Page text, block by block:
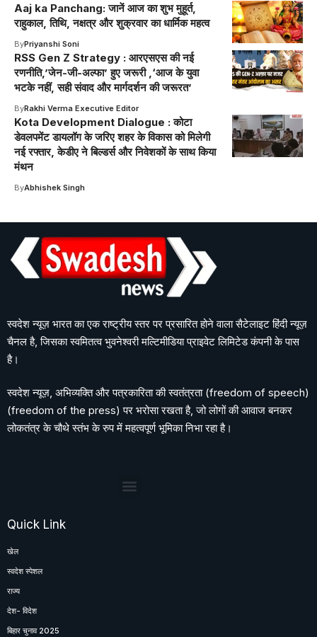
Aaj ka Panchang: जानें आज का शुभ मुहूर्त,
राहुकाल, तिथि, नक्षत्र और शुक्रवार का धार्मिक महत्व
ByPriyanshi Soni
RSS Gen Z Strategy : आरएसएस की नई
रणनीति,’जेन-जी-अल्फा’ हुए जरूरी ,‘आज के युवा
भटके नहीं, सही संवाद और मार्गदर्शन की जरूरत’
ByRakhi Verma Executive Editor
Kota Development Dialogue : कोटा
डेवलपमेंट डायलॉग के जरिए शहर के विकास को मिलेगी
नई रफ्तार, केडीए ने बिल्डर्स और निवेशकों के साथ किया
मंथन
ByAbhishek Singh
स्वदेश न्यूज़ भारत का एक राष्ट्रीय स्तर पर प्रसारित होने वाला सैटेलाइट हिंदी न्यूज़
चैनल है, जिसका स्वमितत्व भुवनेश्वरी मल्टिमीडिया प्राइवेट लिमिटेड कंपनी के पास
है।
स्वदेश न्यूज़, अभिव्यक्ति और पत्रकारिता की स्वतंत्रता (freedom of speech)
(freedom of the press) पर भरोसा रखता है, जो लोगों की आवाज बनकर
लोकतंत्र के चौथे स्तंभ के रुप में महत्वपूर्ण भूमिका निभा रहा है।
Quick Link
खेल
स्वदेश स्पेशल
राज्य
देश- विदेश
बिहार चुनाव 2025